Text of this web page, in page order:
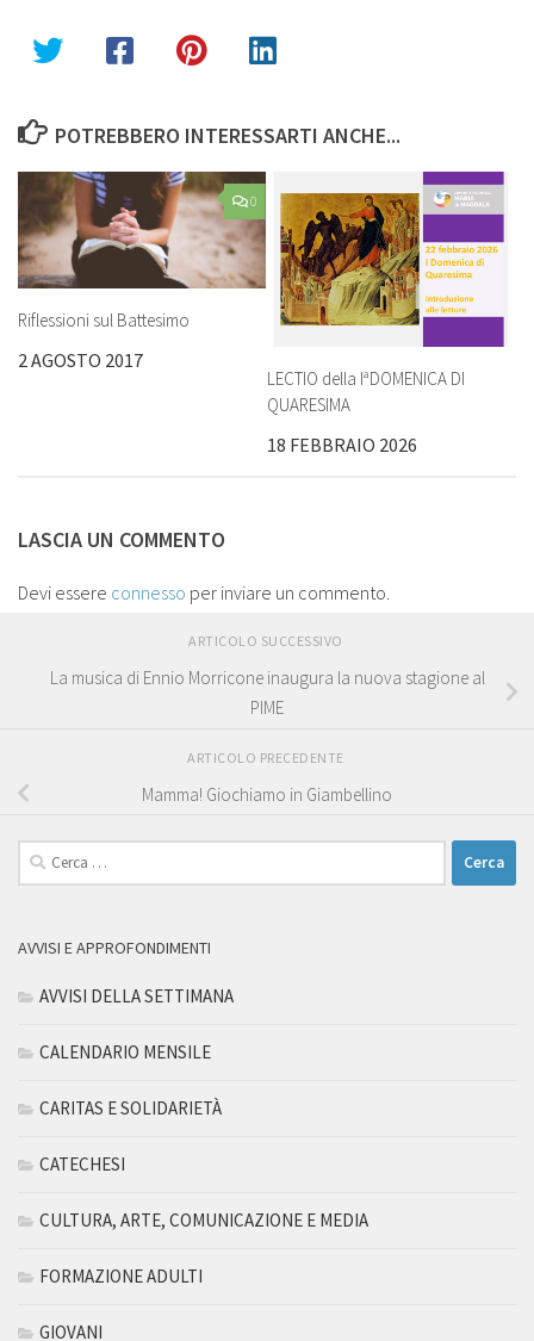
POTREBBERO INTERESSARTI ANCHE...
0
Riflessioni sul Battesimo
2 AGOSTO 2017
LECTIO della IªDOMENICA DI
QUARESIMA
18 FEBBRAIO 2026
LASCIA UN COMMENTO
Devi essere connesso per inviare un commento.
ARTICOLO SUCCESSIVO
La musica di Ennio Morricone inaugura la nuova stagione al
PIME
ARTICOLO PRECEDENTE
Mamma! Giochiamo in Giambellino
Ricerca
per:
AVVISI E APPROFONDIMENTI
AVVISI DELLA SETTIMANA
CALENDARIO MENSILE
CARITAS E SOLIDARIETÀ
CATECHESI
CULTURA, ARTE, COMUNICAZIONE E MEDIA
FORMAZIONE ADULTI
GIOVANI